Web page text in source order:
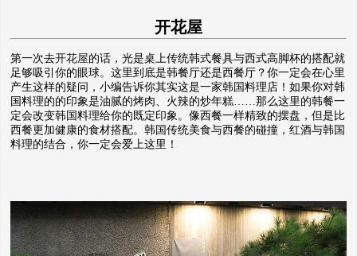
开花屋
第一次去开花屋的话，光是桌上传统韩式餐具与西式高脚杯的搭配就
足够吸引你的眼球。这里到底是韩餐厅还是西餐厅？你一定会在心里
产生这样的疑问，小编告诉你其实这是一家韩国料理店！如果你对韩
国料理的的印象是油腻的烤肉、火辣的炒年糕……那么这里的韩餐一
定会改变韩国料理给你的既定印象。像西餐一样精致的摆盘，但是比
西餐更加健康的食材搭配。韩国传统美食与西餐的碰撞，红酒与韩国
料理的结合，你一定会爱上这里！